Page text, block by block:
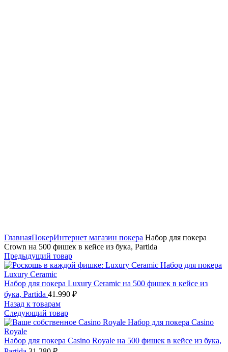
ГлавнаяПокерИнтернет магазин покера Набор для покера
Crown на 500 фишек в кейсе из бука, Partida
Предыдущий товар
Набор для покера Luxury Ceramic на 500 фишек в кейсе из
бука, Partida 41.990 ₽
Назад к товарам
Следующий товар
Набор для покера Casino Royale на 500 фишек в кейсе из бука,